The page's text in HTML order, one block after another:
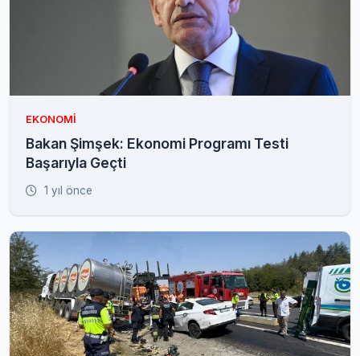
EKONOMI
Bakan Şimşek: Ekonomi Programı Testi
Başarıyla Geçti
1 yıl önce